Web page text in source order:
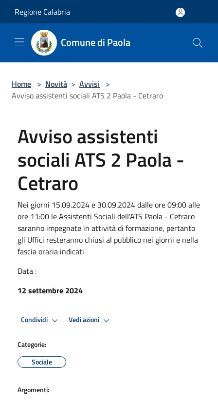
Regione Calabria
Comune di Paola
Home > Novità > Avvisi >
Avviso assistenti sociali ATS 2 Paola - Cetraro
Avviso assistenti
sociali ATS 2 Paola -
Cetraro
Nei giorni 15.09.2024 e 30.09.2024 dalle ore 09:00 alle
ore 11:00 le Assistenti Sociali delI'ATS Paola - Cetraro
saranno impegnate in attività di formazione, pertanto
gli Uffici resteranno chiusi al pubblico nei giorni e nella
fascia oraria indicati
Data :
12 settembre 2024
Condividi Vedi azioni
Categorie:
Sociale
Argomenti: